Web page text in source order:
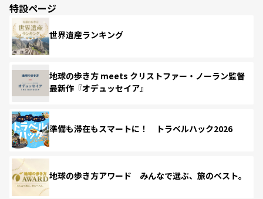
特設ページ
世界遺産ランキング
地球の歩き方 meets クリストファー・ノーラン監督
最新作『オデュッセイア』
準備も滞在もスマートに！ トラベルハック2026
地球の歩き方アワード みんなで選ぶ、旅のベスト。